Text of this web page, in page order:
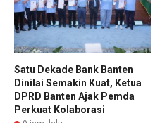
Satu Dekade Bank Banten
Dinilai Semakin Kuat, Ketua
DPRD Banten Ajak Pemda
Perkuat Kolaborasi